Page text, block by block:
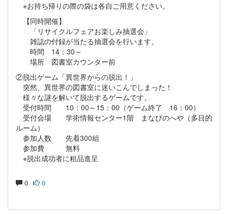
※お持ち帰りの際の袋は各自ご用意ください。
【同時開催】
「リサイクルフェアお楽しみ抽選会」
雑誌の付録が当たる抽選会を行います。
時間 14：30～
場所 図書室カウンター前
②脱出ゲーム「異世界からの脱出！」
突然、異世界の図書室に迷いこんでしまった！
様々な謎を解いて脱出するゲームです。
受付時間 10：00～15：00（ゲーム終了 16：00）
受付会場 学術情報センター1階 まなびのへや（多目的
ルーム）
参加人数 先着300組
参加費 無料
※脱出成功者に粗品進呈
0 0